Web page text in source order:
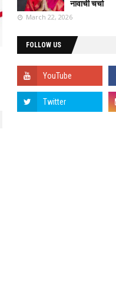
नावाची चर्चा
March 22, 2026
FOLLOW US